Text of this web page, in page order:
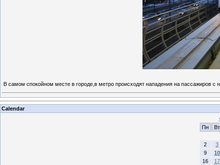
В самом спокойном месте в городе,в метро происходят нападения на пассажиров с
Calendar
Пн
Вт
2
3
9
10
16
17